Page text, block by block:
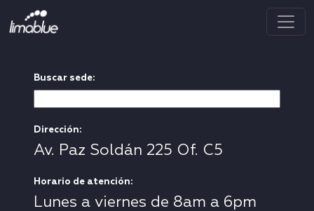
<--MARKETING--->
Buscar sede:
Dirección:
Av. Paz Soldán 225 Of. C5
Horario de atención:
Lunes a viernes de 8am a 6pm